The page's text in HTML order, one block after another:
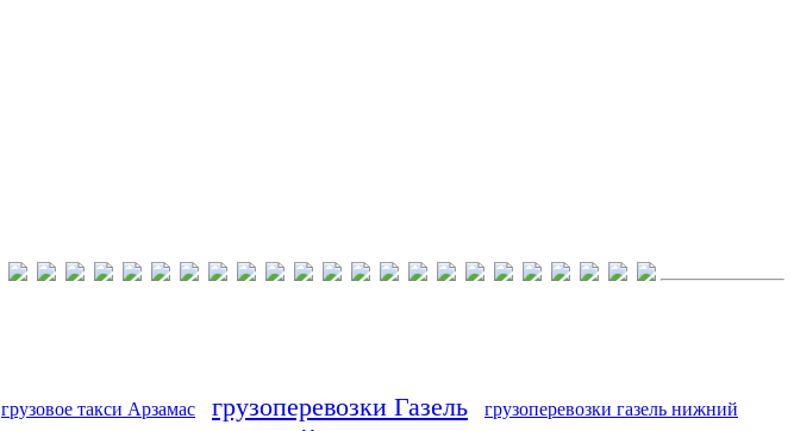
грузовое такси Арзамас грузоперевозки Газель грузоперевозки газель нижний